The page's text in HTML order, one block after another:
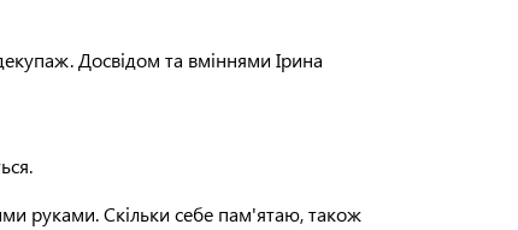
Досвідом та вміннями Ірина
руками. Скільки себе пам'ятаю, також